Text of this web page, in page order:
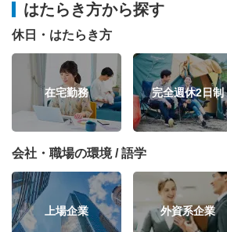
はたらき方から探す
休日・はたらき方
在宅勤務 完全週休2日制
会社・職場の環境 / 語学
上場企業 外資系企業